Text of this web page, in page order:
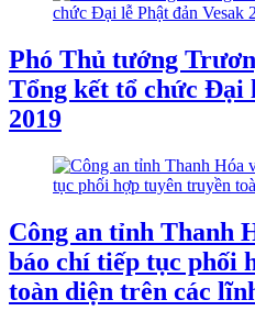
Phó Thủ tướng
Tổng kết tổ chức Đại
2019
Công an tỉnh Thanh
báo chí tiếp tục phối
toàn diện trên các